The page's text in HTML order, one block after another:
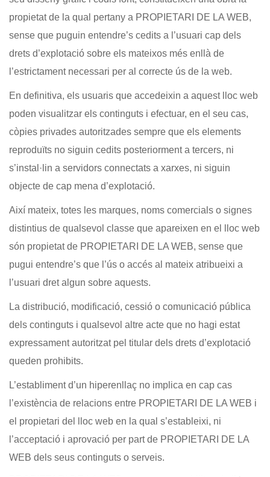
propietat de la qual pertany a PROPIETARI DE LA WEB,
sense que puguin entendre’s cedits a l’usuari cap dels
drets d’explotació sobre els mateixos més enllà de
l’estrictament necessari per al correcte ús de la web.
En definitiva, els usuaris que accedeixin a aquest lloc web
poden visualitzar els continguts i efectuar, en el seu cas,
còpies privades autoritzades sempre que els elements
reproduïts no siguin cedits posteriorment a tercers, ni
s’instal·lin a servidors connectats a xarxes, ni siguin
objecte de cap mena d’explotació.
Així mateix, totes les marques, noms comercials o signes
distintius de qualsevol classe que apareixen en el lloc web
són propietat de PROPIETARI DE LA WEB, sense que
pugui entendre’s que l’ús o accés al mateix atribueixi a
l’usuari dret algun sobre aquests.
La distribució, modificació, cessió o comunicació pública
dels continguts i qualsevol altre acte que no hagi estat
expressament autoritzat pel titular dels drets d’explotació
queden prohibits.
L’establiment d’un hiperenllaç no implica en cap cas
l’existència de relacions entre PROPIETARI DE LA WEB i
el propietari del lloc web en la qual s’estableixi, ni
l’acceptació i aprovació per part de PROPIETARI DE LA
WEB dels seus continguts o serveis.